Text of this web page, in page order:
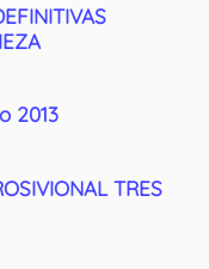
2013
TRES